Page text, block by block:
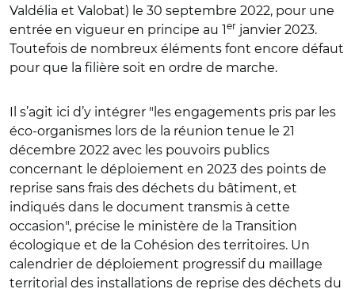
Valdélia et Valobat) le 30 septembre 2022, pour une
entrée en vigueur en principe au 1er janvier 2023.
Toutefois de nombreux éléments font encore défaut
pour que la filière soit en ordre de marche.
Il s’agit ici d’y intégrer "les engagements pris par les
éco-organismes lors de la réunion tenue le 21
décembre 2022 avec les pouvoirs publics
concernant le déploiement en 2023 des points de
reprise sans frais des déchets du bâtiment, et
indiqués dans le document transmis à cette
occasion", précise le ministère de la Transition
écologique et de la Cohésion des territoires. Un
calendrier de déploiement progressif du maillage
territorial des installations de reprise des déchets du